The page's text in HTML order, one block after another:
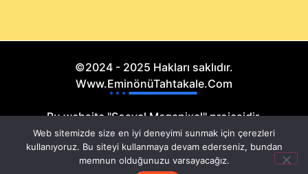
©2024 - 2025 Hakları saklıdır.
Www.EminönüTahtakale.Com
Bu website "Sosyal Megapixel" projesidir.
Web sitemizde size en iyi deneyimi sunmak için çerezleri
kullanıyoruz. Bu siteyi kullanmaya devam ederseniz, bundan
memnun olduğunuzu varsayacağız.